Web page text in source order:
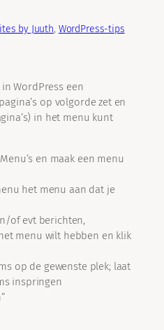
by Juuth, WordPress-tips
WordPress een
op volgorde zet en
in het menu kunt
en maak een menu
het menu aan dat je
of evt berichten,
menu wilt hebben en klik
op de gewenste plek; laat
inspringen